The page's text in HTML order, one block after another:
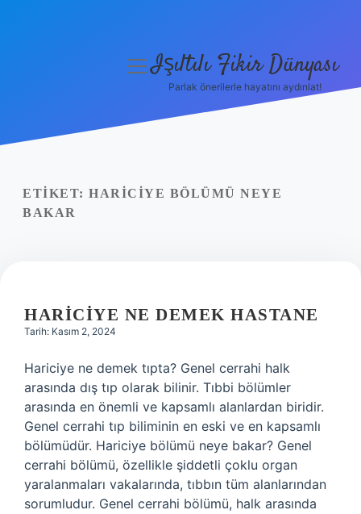
Yasal Uyarı
menüyüIşıltılı Fikir Dünyası
Parlak önerilerle hayatını aydınlat!
ETIKET: HARICIYE BÖLÜMÜ NEYE
BAKAR
HARICIYE NE DEMEK HASTANE
Tarih: Kasım 2, 2024
Hariciye ne demek tıpta? Genel cerrahi halk
arasında dış tıp olarak bilinir. Tıbbi bölümler
arasında en önemli ve kapsamlı alanlardan biridir.
Genel cerrahi tıp biliminin en eski ve en kapsamlı
bölümüdür. Hariciye bölümü neye bakar? Genel
cerrahi bölümü, özellikle şiddetli çoklu organ
yaralanmaları vakalarında, tıbbın tüm alanlarından
sorumludur. Genel cerrahi bölümü, halk arasında